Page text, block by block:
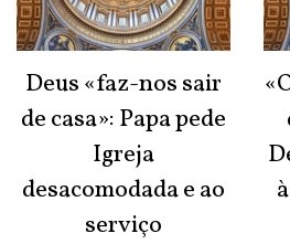
Deus «faz-nos sair
de casa»: Papa pede
Igreja
desacomodada e ao
serviço